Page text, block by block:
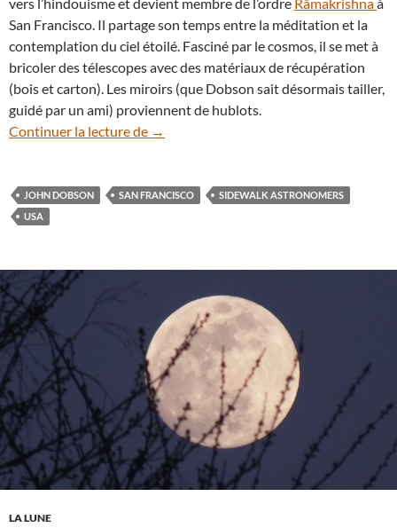
San Francisco. Il partage son temps entre la méditation et la
contemplation du ciel étoilé. Fasciné par le cosmos, il se met à
bricoler des télescopes avec des matériaux de récupération
(bois et carton). Les miroirs (que Dobson sait désormais tailler,
guidé par un ami) proviennent de hublots.
Continuer la lecture de
John Dobson, une certaine idée de
→
JOHN DOBSON SAN FRANCISCO
SIDEWALK ASTRONOMERS
USA
LA LUNE